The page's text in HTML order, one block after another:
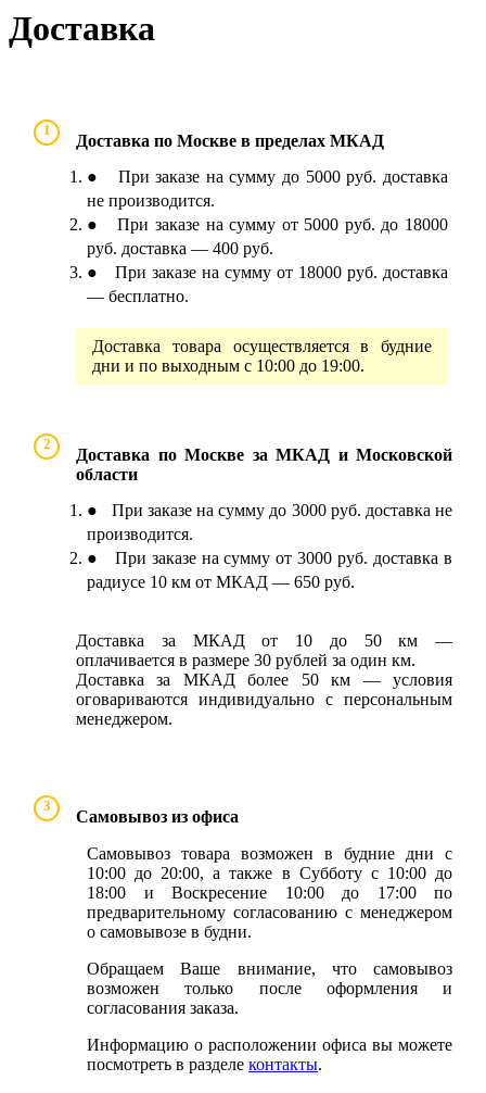
Доставка
1
Доставка по Москве в пределах МКАД
● При заказе на сумму до 5000 руб. доставка
не производится.
● При заказе на сумму от 5000 руб. до 18000
руб. доставка — 400 руб.
● При заказе на сумму от 18000 руб. доставка
— бесплатно.
Доставка товара осуществляется в будние
дни и по выходным с 10:00 до 19:00.
2
Доставка по Москве за МКАД и Московской
области
● При заказе на сумму до 3000 руб. доставка не
производится.
● При заказе на сумму от 3000 руб. доставка в
радиусе 10 км от МКАД — 650 руб.
Доставка за МКАД от 10 до 50 км —
оплачивается в размере 30 рублей за один км.
Доставка за МКАД более 50 км — условия
оговариваются индивидуально с персональным
менеджером.
3
Самовывоз из офиса
Самовывоз товара возможен в будние дни с
10:00 до 20:00, а также в Субботу с 10:00 до
18:00 и Воскресение 10:00 до 17:00 по
предварительному согласованию с менеджером
о самовывозе в будни.
Обращаем Ваше внимание, что самовывоз
возможен только после оформления и
согласования заказа.
Информацию о расположении офиса вы можете
посмотреть в разделе контакты.